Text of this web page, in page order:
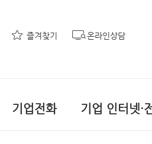
즐겨찾기 온라인상담
기업전화 기업 인터넷·